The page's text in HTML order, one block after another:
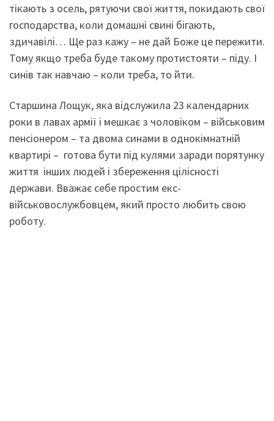
тікають з осель, рятуючи свої життя, покидають свої
господарства, коли домашні свині бігають,
здичавілі… Ще раз кажу – не дай Боже це пережити.
Тому якщо треба буде такому протистояти – піду. І
синів так навчаю – коли треба, то йти.
Старшина Лощук, яка відслужила 23 календарних
роки в лавах армії і мешкає з чоловіком – військовим
пенсіонером – та двома синами в однокімнатній
квартирі – готова бути під кулями заради порятунку
життя інших людей і збереження цілісності
держави. Вважає себе простим екс-
військовослужбовцем, який просто любить свою
роботу.